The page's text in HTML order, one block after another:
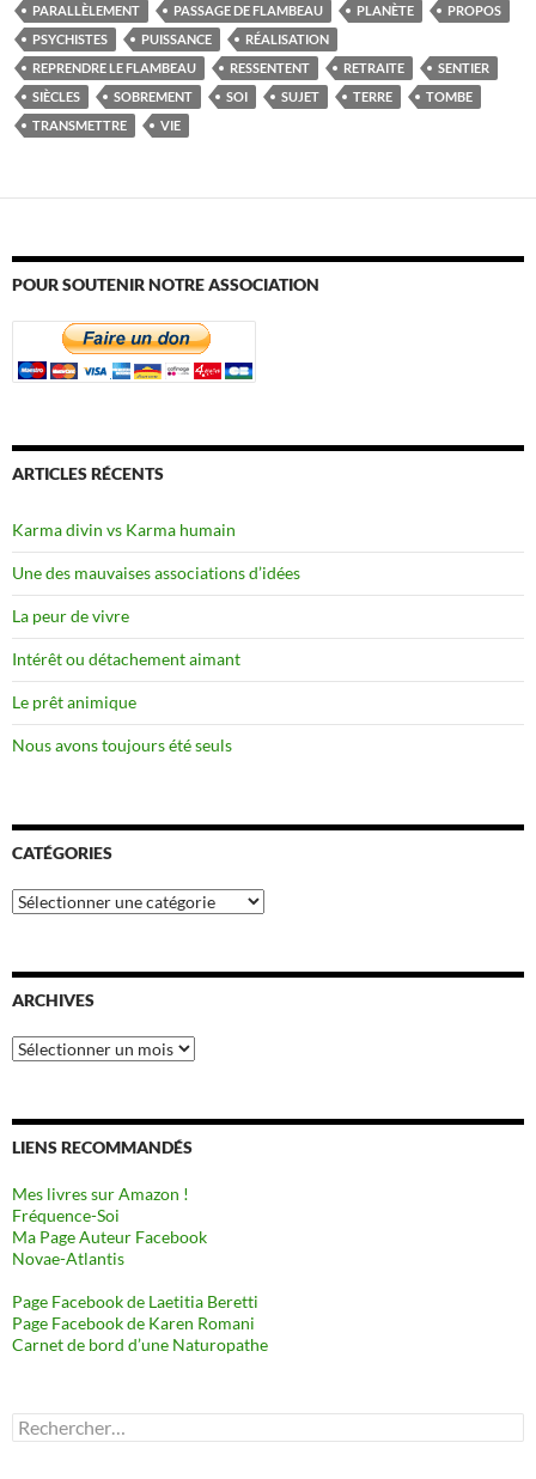
PARALLÈLEMENT
PASSAGE DE FLAMBEAU PLANÈTE
PROPOS
PSYCHISTES
PUISSANCE
RÉALISATION
REPRENDRE LE FLAMBEAU
RESSENTENT RETRAITE
SENTIER
SIÈCLES
SOBREMENT SOI SUJET TERRE
TOMBE
TRANSMETTRE
VIE
POUR SOUTENIR NOTRE ASSOCIATION
ARTICLES RÉCENTS
Karma divin vs Karma humain
Une des mauvaises associations d’idées
La peur de vivre
Intérêt ou détachement aimant
Le prêt animique
Nous avons toujours été seuls
CATÉGORIES
Catégories
ARCHIVES
Archives
LIENS RECOMMANDÉS
Mes livres sur Amazon !
Fréquence-Soi
Ma Page Auteur Facebook
Novae-Atlantis
Page Facebook de Laetitia Beretti
Page Facebook de Karen Romani
Carnet de bord d’une Naturopathe
Rechercher :